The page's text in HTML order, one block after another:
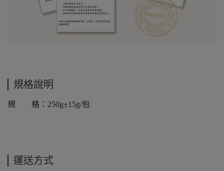
規格說明
規 格：250g±15g/包
運送方式